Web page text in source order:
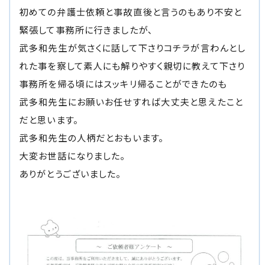
弁護士紹介
解決事例
アクセス
弁護士コラム
メールで予約 LINEで予約
初めての弁護士依頼と事故直後と言うのもあり不安と
緊張して事務所に行きましたが、
武多和先生が気さくに話して下さりコチラが言わんとし
れた事を察して素人にも解りやすく親切に教えて下さり
事務所を帰る頃にはスッキリ帰ることができたのも
武多和先生にお願いお任せすれば大丈夫と思えたこと
だと思います。
武多和先生の人柄だとおもいます。
大変お世話になりました。
ありがとうございました。